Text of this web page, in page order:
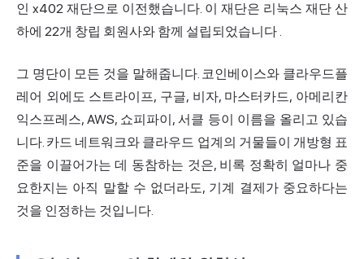
인 x402 재단으로 이전했습니다. 이 재단은 리눅스 재단 산
하에 22개 창립 회원사와 함께 설립되었습니다.
그 명단이 모든 것을 말해줍니다. 코인베이스와 클라우드플
레어 외에도 스트라이프, 구글, 비자, 마스터카드, 아메리칸
익스프레스, AWS, 쇼피파이, 서클 등이 이름을 올리고 있습
니다. 카드 네트워크와 클라우드 업계의 거물들이 개방형 표
준을 이끌어가는 데 동참하는 것은, 비록 정확히 얼마나 중
요한지는 아직 말할 수 없더라도, 기계 결제가 중요하다는
것을 인정하는 것입니다.